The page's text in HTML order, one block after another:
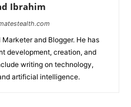
Ibrahim
and Blogger. He has
development, creation, and
writing on technology,
artificial intelligence.